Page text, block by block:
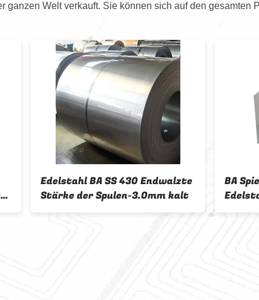
ganzen Welt verkauft. Sie können sich auf den gesamten
Edelstahl BA SS 430 Endwalzte
Stärke der Spulen-3.0mm kalt
BA